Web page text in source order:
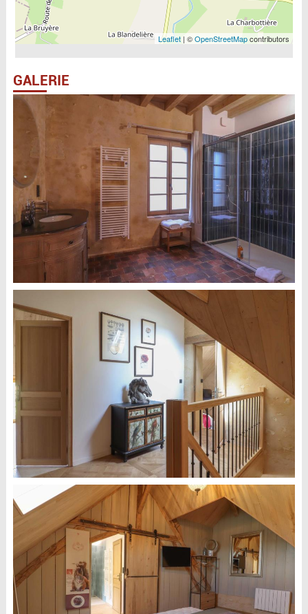
Leaflet | ©OpenStreetMapcontributors
GALERIE